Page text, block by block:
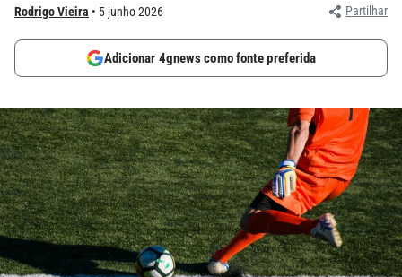
Rodrigo Vieira 5 junho 2026 Partilhar
Adicionar 4gnews como fonte preferida